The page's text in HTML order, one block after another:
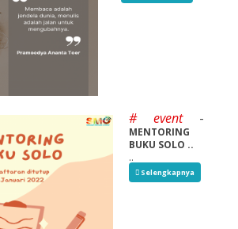
# event-
MENTORING
BUKU SOLO ..
..
Selengkapnya